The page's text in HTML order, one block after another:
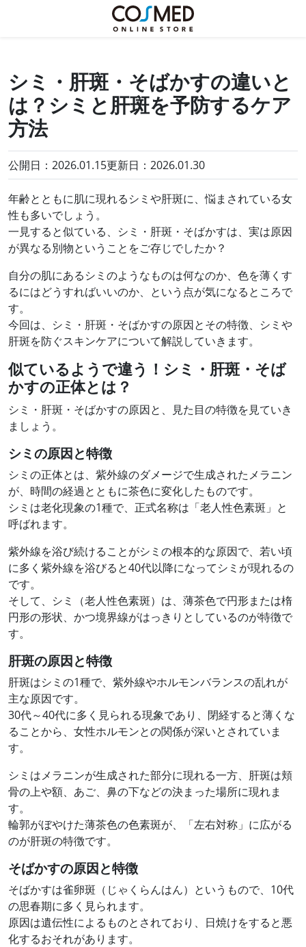
シミ・肝斑・そばかすの違いと
は？シミと肝斑を予防するケア
方法
公開日：2026.01.15更新日： 2026.01.30
年齢とともに肌に現れるシミや肝斑に、悩まされている女
性も多いでしょう。
一見すると似ている、シミ・肝斑・そばかすは、実は原因
が異なる別物ということをご存じでしたか？
自分の肌にあるシミのようなものは何なのか、色を薄くす
るにはどうすればいいのか、という点が気になるところで
す。
今回は、シミ・肝斑・そばかすの原因とその特徴、シミや
肝斑を防ぐスキンケアについて解説していきます。
似ているようで違う！シミ・肝斑・そば
かすの正体とは？
シミ・肝斑・そばかすの原因と、見た目の特徴を見ていき
ましょう。
シミの原因と特徴
シミの正体とは、紫外線のダメージで生成されたメラニン
が、時間の経過とともに茶色に変化したものです。
シミは老化現象の1種で、正式名称は「老人性色素斑」と
呼ばれます。
紫外線を浴び続けることがシミの根本的な原因で、若い頃
に多く紫外線を浴びると40代以降になってシミが現れるの
です。
そして、シミ（老人性色素斑）は、薄茶色で円形または楕
円形の形状、かつ境界線がはっきりとしているのが特徴で
す。
肝斑の原因と特徴
肝斑はシミの1種で、紫外線やホルモンバランスの乱れが
主な原因です。
30代～40代に多く見られる現象であり、閉経すると薄くな
ることから、女性ホルモンとの関係が深いとされていま
す。
シミはメラニンが生成された部分に現れる一方、肝斑は頬
骨の上や額、あご、鼻の下などの決まった場所に現れま
す。
輪郭がぼやけた薄茶色の色素斑が、「左右対称」に広がる
のが肝斑の特徴です。
そばかすの原因と特徴
そばかすは雀卵斑（じゃくらんはん）というもので、10代
の思春期に多く見られます。
原因は遺伝性によるものとされており、日焼けをすると悪
化するおそれがあります。